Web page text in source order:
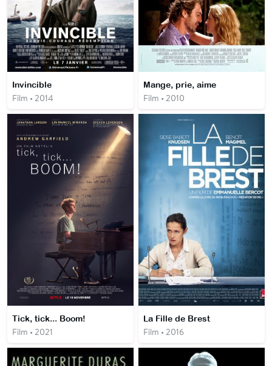
Invincible
Film • 2014
Mange, prie, aime
Film • 2010
Tick, tick... Boom!
Film • 2021
La Fille de Brest
Film • 2016